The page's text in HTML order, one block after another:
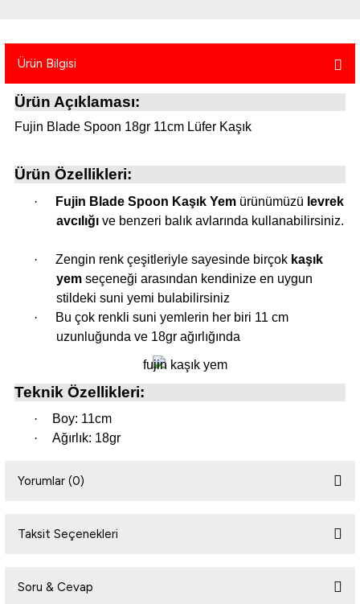
Çantası
Malzemeleri
Woodland
Ürün Bilgisi
Ürün Açıklaması:
Fujin Blade Spoon 18gr 11cm Lüfer Kaşık
Ürün Özellikleri:
· Fujin Blade Spoon Kaşık Yem ürünümüzü levrek
avcılığı ve benzeri balık avlarında kullanabilirsiniz.
· Zengin renk çeşitleriyle sayesinde birçok kaşık
yem seçeneği arasından kendinize en uygun
stildeki suni yemi bulabilirsiniz
·
Bu çok renkli suni yemlerin her biri 11 cm
uzunluğunda ve 18gr ağırlığında
Teknik Özellikleri:
·
Boy: 11cm
·
Ağırlık: 18gr
Yorumlar (0)
Taksit Seçenekleri
Soru & Cevap